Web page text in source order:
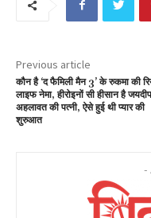
Previous article
कौन है ‘द फैमिली मैन 3’ के रुकमा की
लाइफ नेमा, हीरोइनों सी हीसान है जयदीप
अहलावत की पत्नी, ऐसे हुई थी प्यार की
शुरुआत
-